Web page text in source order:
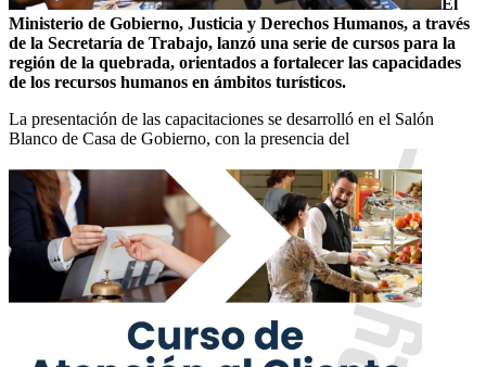
Ministerio de Gobierno, Justicia y Derechos Humanos, a través
de la Secretaría de Trabajo, lanzó una serie de cursos para la
región de la quebrada, orientados a fortalecer las capacidades
de los recursos humanos en ámbitos turísticos.
La presentación de las capacitaciones se desarrolló en el Salón
Blanco de Casa de Gobierno, con la presencia del